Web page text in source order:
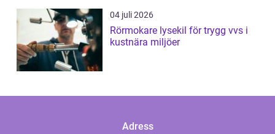
04 juli 2026
Rörmokare lysekil för trygg vvs i
kustnära miljöer
Adress